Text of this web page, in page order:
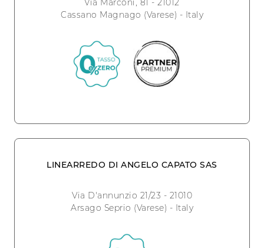
Cassano Magnago (Varese) - Italy
LINEARREDO DI ANGELO CAPATO SAS
Via D'annunzio 21/23 - 21010
Arsago Seprio (Varese) - Italy